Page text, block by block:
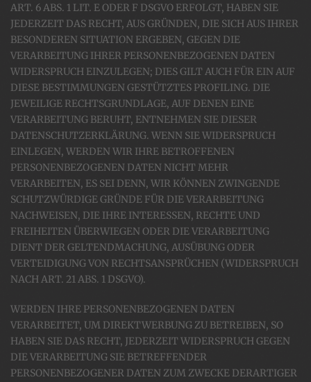
ART. 6 ABS. 1 LIT. E ODER F DSGVO ERFOLGT, HABEN SIE
JEDERZEIT DAS RECHT, AUS GRÜNDEN, DIE SICH AUS IHRER
BESONDEREN SITUATION ERGEBEN, GEGEN DIE
VERARBEITUNG IHRER PERSONENBEZOGENEN DATEN
WIDERSPRUCH EINZULEGEN; DIES GILT AUCH FÜR EIN AUF
DIESE BESTIMMUNGEN GESTÜTZTES PROFILING. DIE
JEWEILIGE RECHTSGRUNDLAGE, AUF DENEN EINE
VERARBEITUNG BERUHT, ENTNEHMEN SIE DIESER
DATENSCHUTZERKLÄRUNG. WENN SIE WIDERSPRUCH
EINLEGEN, WERDEN WIR IHRE BETROFFENEN
PERSONENBEZOGENEN DATEN NICHT MEHR
VERARBEITEN, ES SEI DENN, WIR KÖNNEN ZWINGENDE
SCHUTZWÜRDIGE GRÜNDE FÜR DIE VERARBEITUNG
NACHWEISEN, DIE IHRE INTERESSEN, RECHTE UND
FREIHEITEN ÜBERWIEGEN ODER DIE VERARBEITUNG
DIENT DER GELTENDMACHUNG, AUSÜBUNG ODER
VERTEIDIGUNG VON RECHTSANSPRÜCHEN (WIDERSPRUCH
NACH ART. 21 ABS. 1 DSGVO).
WERDEN IHRE PERSONENBEZOGENEN DATEN
VERARBEITET, UM DIREKTWERBUNG ZU BETREIBEN, SO
HABEN SIE DAS RECHT, JEDERZEIT WIDERSPRUCH GEGEN
DIE VERARBEITUNG SIE BETREFFENDER
PERSONENBEZOGENER DATEN ZUM ZWECKE DERARTIGER